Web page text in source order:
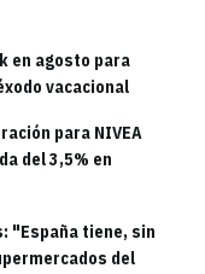
en agosto para
vacacional
para NIVEA
del 3,5% en
"España tiene, sin
del